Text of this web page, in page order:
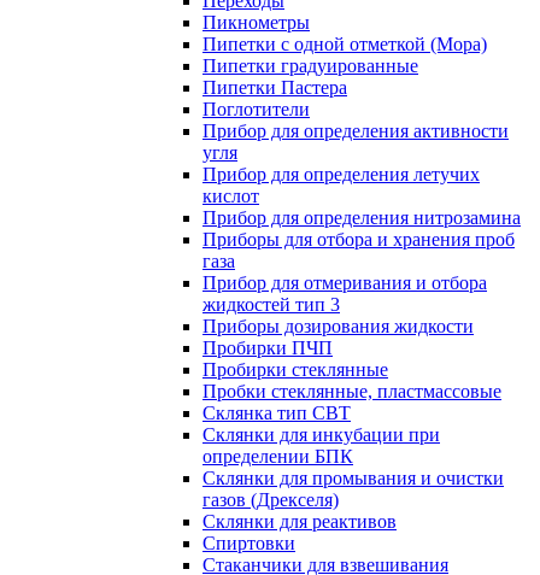
Пикнометры
Пипетки с одной отметкой (Мора)
Пипетки градуированные
Пипетки Пастера
Поглотители
Прибор для определения активности
угля
Прибор для определения летучих
кислот
Прибор для определения нитрозамина
Приборы для отбора и хранения проб
газа
Прибор для отмеривания и отбора
жидкостей тип 3
Приборы дозирования жидкости
Пробирки ПЧП
Пробирки стеклянные
Пробки стеклянные, пластмассовые
Склянка тип СВТ
Склянки для инкубации при
определении БПК
Склянки для промывания и очистки
газов (Дрекселя)
Склянки для реактивов
Спиртовки
Стаканчики для взвешивания